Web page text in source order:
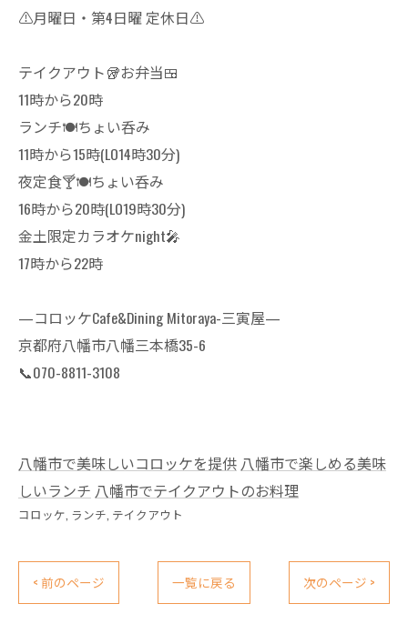
⚠️月曜日・第4日曜 定休日⚠️
テイクアウト🥡お弁当🍱
11時から20時
ランチ🍽ちょい呑み
11時から15時(LO14時30分)
夜定食🍸🍽ちょい呑み
16時から20時(LO19時30分)
金土限定カラオケnight🎤
17時から22時
—コロッケCafe&Dining Mitoraya-三寅屋—
京都府八幡市八幡三本橋35-6
📞070-8811-3108
八幡市で美味しいコロッケを提供 八幡市で楽しめる美味
しいランチ 八幡市でテイクアウトのお料理
コロッケ ランチ テイクアウト
< 前のページ 一覧に戻る 次のページ >